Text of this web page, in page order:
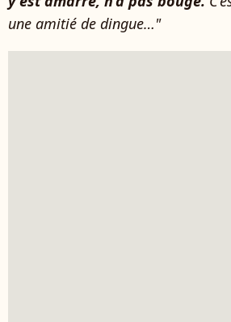
une amitié de dingue…"